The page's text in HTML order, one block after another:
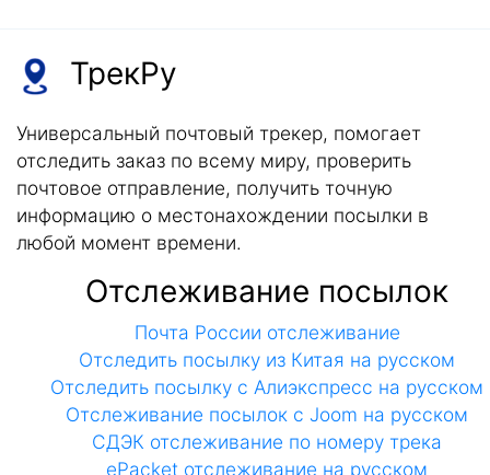
ТрекРу
Универсальный почтовый трекер, помогает
отследить заказ по всему миру, проверить
почтовое отправление, получить точную
информацию о местонахождении посылки в
любой момент времени.
Отслеживание посылок
Почта России отслеживание
Отследить посылку из Китая на русском
Отследить посылку с Алиэкспресс на русском
Отслеживание посылок с Joom на русском
СДЭК отслеживание по номеру трека
ePacket отслеживание на русском